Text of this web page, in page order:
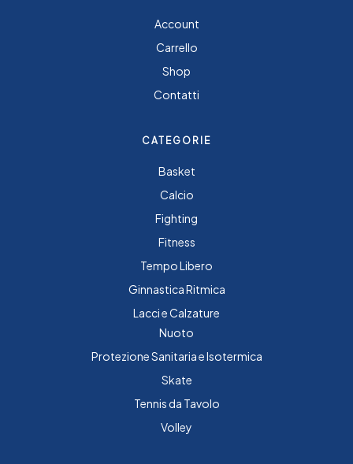
Account
Carrello
Shop
Contatti
CATEGORIE
Basket
Calcio
Fighting
Fitness
Tempo Libero
Ginnastica Ritmica
Lacci e Calzature
Nuoto
Protezione Sanitaria e Isotermica
Skate
Tennis da Tavolo
Volley